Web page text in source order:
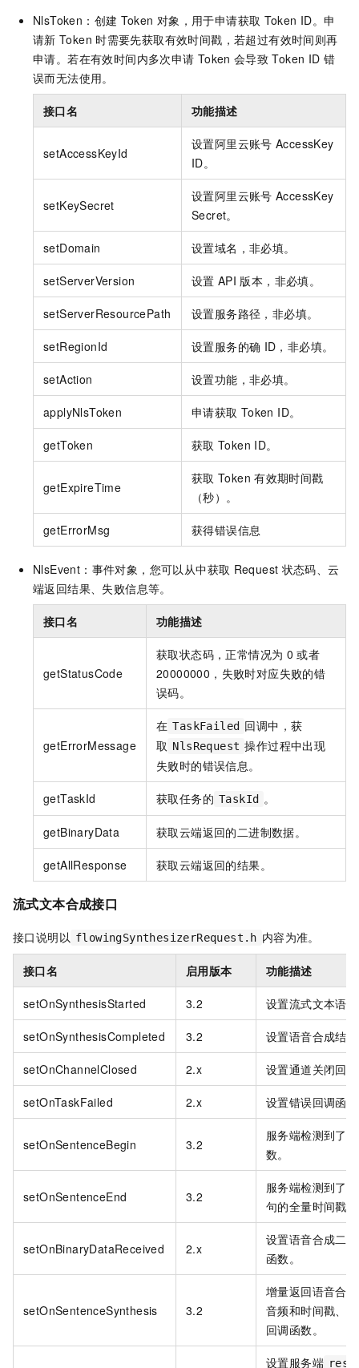
NlsToken：创建 Token 对象，用于申请获取 Token ID。申
请新 Token 时需要先获取有效时间戳，若超过有效时间则再
申请。若在有效时间内多次申请 Token 会导致 Token ID 错
误而无法使用。
接口名 功能描述
setAccessKeyId
设置阿里云账号 AccessKey
ID。
setKeySecret
设置阿里云账号 AccessKey
Secret。
setDomain 设置域名，非必填。
setServerVersion 设置 API 版本，非必填。
setServerResourcePath 设置服务路径，非必填。
setRegionId 设置服务的确 ID，非必填。
setAction 设置功能，非必填。
applyNlsToken 申请获取 Token ID。
getToken 获取 Token ID。
getExpireTime
获取 Token 有效期时间戳
（秒）。
getErrorMsg 获得错误信息
NlsEvent：事件对象，您可以从中获取 Request 状态码、云
端返回结果、失败信息等。
接口名 功能描述
getStatusCode
获取状态码，正常情况为 0 或者
20000000，失败时对应失败的错
误码。
getErrorMessage
在 TaskFailed 回调中，获
取 NlsRequest 操作过程中出现
失败时的错误信息。
getTaskId 获取任务的 TaskId 。
getBinaryData 获取云端返回的二进制数据。
getAllResponse 获取云端返回的结果。
流式文本合成接口
接口说明以 flowingSynthesizerRequest.h 内容为准。
接口名 启用版本 功能描述
setOnSynthesisStarted 3.2 设置流式文本语
setOnSynthesisCompleted 3.2 设置语音合成结
setOnChannelClosed 2.x 设置通道关闭回
setOnTaskFailed 2.x 设置错误回调函
setOnSentenceBegin 3.2
服务端检测到了
数。
setOnSentenceEnd 3.2
服务端检测到了
句的全量时间戳
setOnBinaryDataReceived 2.x
设置语音合成二
函数。
setOnSentenceSynthesis 3.2
增量返回语音合
音频和时间戳、
回调函数。
设置服务端